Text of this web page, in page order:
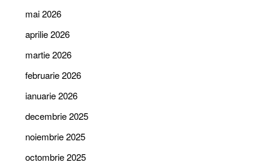
mai 2026
aprilie 2026
martie 2026
februarie 2026
ianuarie 2026
decembrie 2025
noiembrie 2025
octombrie 2025